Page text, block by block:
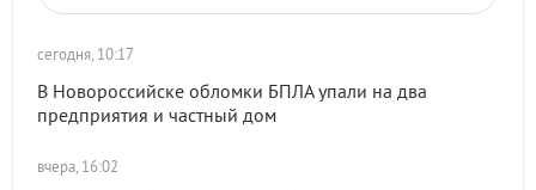
сегодня, 10:17
В Новороссийске обломки БПЛА упали на два
предприятия и частный дом
вчера, 16:02